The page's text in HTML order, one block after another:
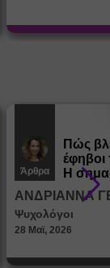
Άρθρα
Πώς
Η
στη
ΑΝΔΡΙΑΝΝΑ
Ψυχολόγοι
28 Μαϊ, 2026